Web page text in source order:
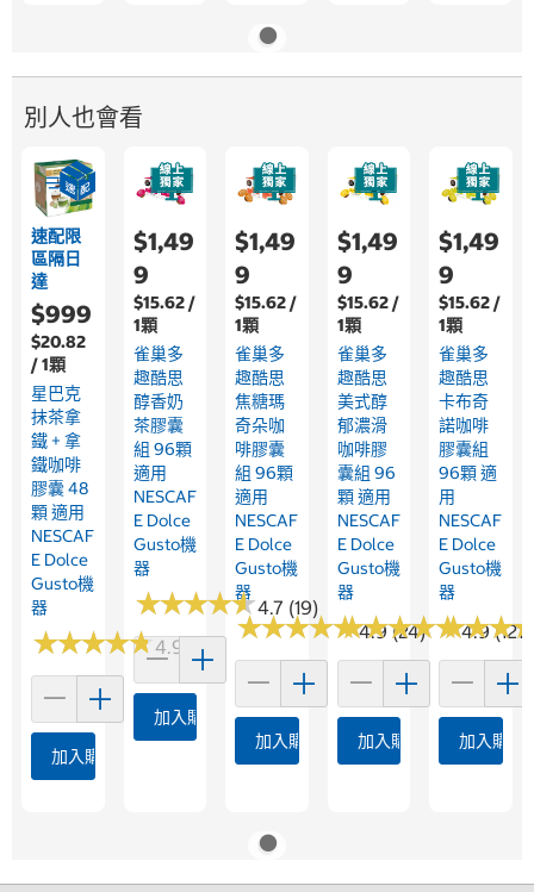
別人也會看
速配限
區隔日
達
$999
$20.82
/ 1顆
星巴克
抹茶拿
鐵 + 拿
鐵咖啡
膠囊 48
顆 適用
NESCAF
E Dolce
Gusto機
器
★★★★★
★★★★★4.9 (8)
加入購物車
$1,49
9
$15.62 /
1顆
雀巢多
趣酷思
醇香奶
茶膠囊
組 96顆
適用
NESCAF
E Dolce
Gusto機
器
★★★★★
★★★★★4.7 (19)
加入購物車
$1,49
9
$15.62 /
1顆
雀巢多
趣酷思
焦糖瑪
奇朵咖
啡膠囊
組 96顆
適用
NESCAF
E Dolce
Gusto機
器
★★★★★
★★★★★4.9 (24)
加入購物車
$1,49
9
$15.62 /
1顆
雀巢多
趣酷思
美式醇
郁濃滑
咖啡膠
囊組 96
顆 適用
NESCAF
E Dolce
Gusto機
器
★★★★★
★★★★★4.9 (121)
加入購物車
$1,49
9
$15.62 /
1顆
雀巢多
趣酷思
卡布奇
諾咖啡
膠囊組
96顆 適
用
NESCAF
E Dolce
Gusto機
器
★★★
★★★
加入購物